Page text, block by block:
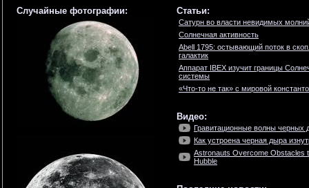
Случайные фотографии: Статьи:
Сатурн во власти невидимых
Солнечная активность
Abell 1795: остывающий поток в
галактик
Аппарат IBEX изучит границы
системы
«Что-то не так» с мировой
Видео:
Гравитационные волны черных
Как устроена черная дыра
Astronauts Overcome Obstacles
Hubble